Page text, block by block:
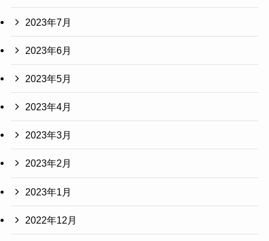
2023年7月
2023年6月
2023年5月
2023年4月
2023年3月
2023年2月
2023年1月
2022年12月